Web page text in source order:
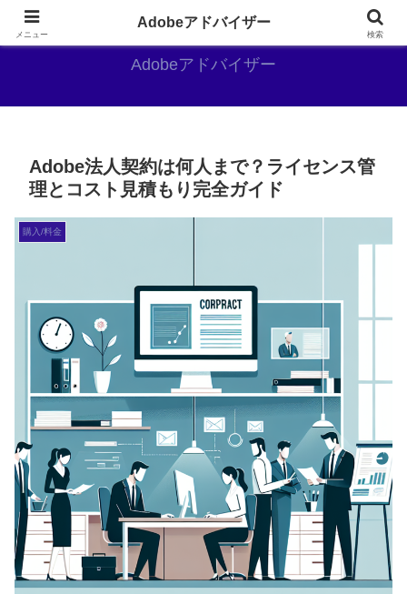
Adobe好きのAdobe推しブログ
Adobeアドバイザー
Adobe法人契約は何人まで？ライセンス管
理とコスト見積もり完全ガイド
購入/料金
メニュー
Adobeアドバイザー
検索